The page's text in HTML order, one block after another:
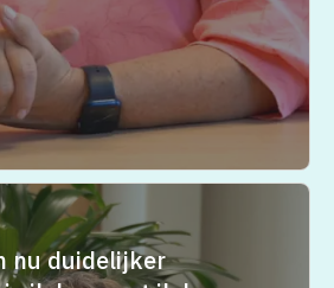
nu duidelijker